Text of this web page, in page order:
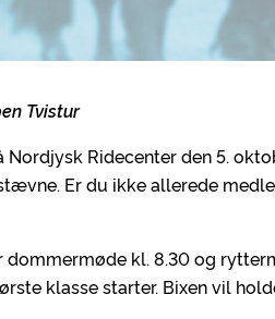
Tvistur
Ridecenter den 5.
Er du ikke allerede
kl. 8.30 og
klasse starter. Bixen vil